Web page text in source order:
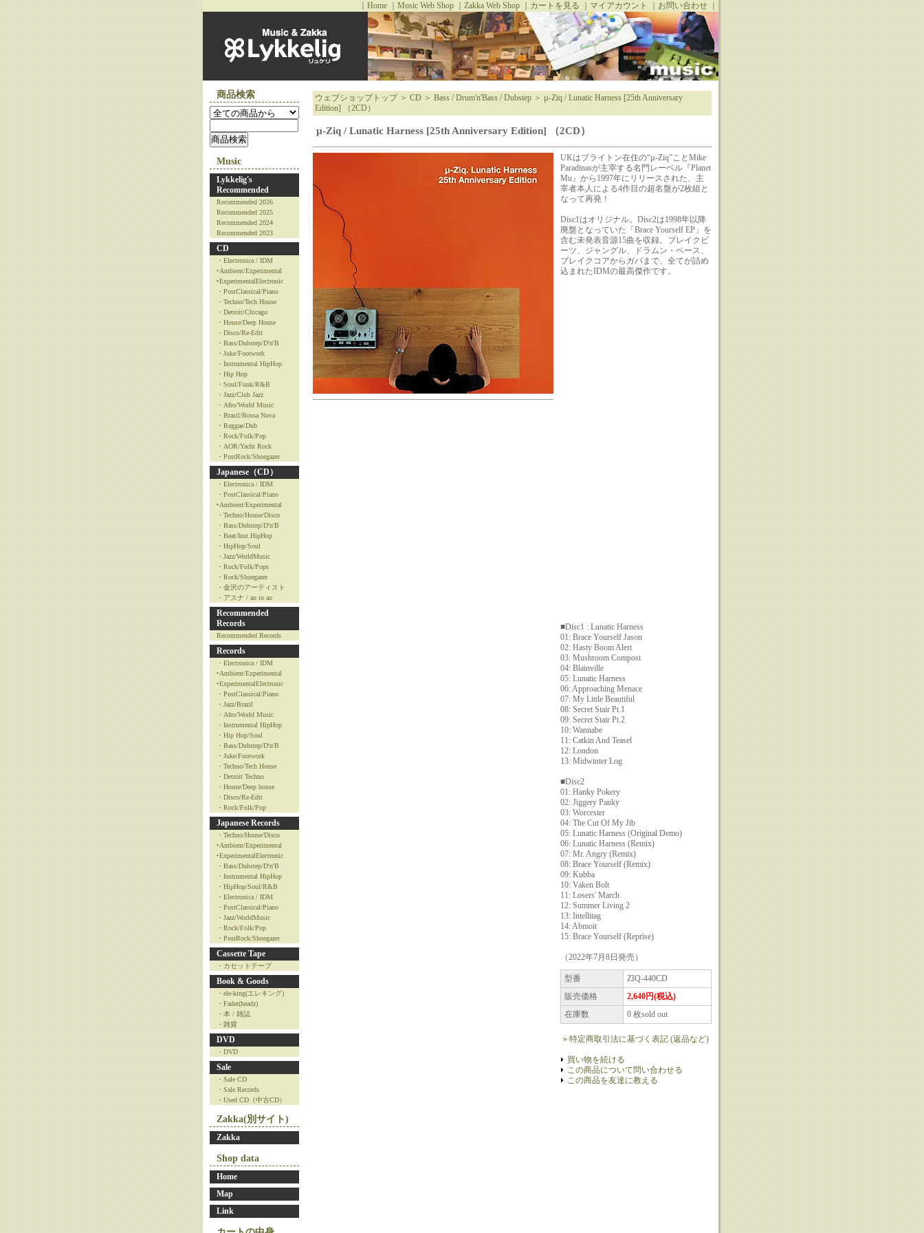
Home｜ Music Web Shop｜ Zakka Web Shop｜ カートを見る マイアカウント お問い合わせ｜
商品検索
Music
Lykkelig's
Recommended
Recommended 2026
Recommended 2025
Recommended 2024
Recommended 2023
CD
・Electronica / IDM
‣Ambient/Experimental
‣ExperimentalElectronic
・PostClassical/Piano
・Techno/Tech House
・Detroit/Chicago
・House/Deep House
・Disco/Re-Edit
・Bass/Dubstep/D'n'B
・Juke/Footwork
・Instrumental HipHop
・Hip Hop
・Soul/Funk/R&B
・Jazz/Club Jazz
・Afro/World Music
・Brasil/Bossa Nova
・Reggae/Dub
・Rock/Folk/Pop
・AOR/Yacht Rock
・PostRock/Shoegazer
Japanese（CD）
・Electronica / IDM
・PostClassical/Piano
‣Ambient/Experimental
・Techno/House/Disco
・Bass/Dubstep/D'n'B
・Beat/Inst.HipHop
・HipHop/Soul
・Jazz/WorldMusic
・Rock/Folk/Pops
・Rock/Shoegazer
・金沢のアーティスト
・アスナ / ao to ao
Recommended
Records
Recommended Records
Records
・Electronica / IDM
‣Ambient/Experimental
‣ExperimentalElectronic
・PostClassical/Piano
・Jazz/Brazil
・Afro/World Music
・Instrumental HipHop
・Hip Hop/Soul
・Bass/Dubstep/D'n'B
・Juke/Footwork
・Techno/Tech House
・Detroit Techno
・House/Deep house
・Disco/Re-Edit
・Rock/Folk/Pop
Japanese Records
・Techno/House/Disco
‣Ambient/Experimental
‣ExperimentalElectronic
・Bass/Dubstep/D'n'B
・Instrumental HipHop
・HipHop/Soul/R&B
・Electronica / IDM
・PostClassical/Piano
・Jazz/WorldMusic
・Rock/Folk/Pop
・PostRock/Shoegazer
Cassette Tape
・カセットテープ
Book & Goods
・ele-king(エレキング)
・Fader(headz)
・本 / 雑誌
・雑貨
DVD
・DVD
Sale
・Sale CD
・Sale Records
・Used CD（中古CD）
Zakka(別サイト)
Zakka
Shop data
Home
Map
Link
ウェブショップトップ＞ CD＞ Bass / Drum'n'Bass / Dubstep＞ µ-Ziq / Lunatic Harness [25th Anniversary
Edition] （2CD）
µ-Ziq / Lunatic Harness [25th Anniversary Edition] （2CD）
UKはブライトン在住の“µ-Ziq”ことMike
Paradinasが主宰する名門レーベル『Planet
Mu』から1997年にリリースされた、主
宰者本人による4作目の超名盤が2枚組と
なって再発！
Disc1はオリジナル。Disc2は1998年以降
廃盤となっていた「Brace Yourself EP」を
含む未発表音源15曲を収録。ブレイクビ
ーツ、ジャングル、ドラムン・ベース、
ブレイクコアからガバまで、全てが詰め
込まれたIDMの最高傑作です。
■Disc1 : Lunatic Harness
01: Brace Yourself Jason
02: Hasty Boom Alert
03: Mushroom Compost
04: Blainville
05: Lunatic Harness
06: Approaching Menace
07: My Little Beautiful
08: Secret Stair Pt.1
09: Secret Stair Pt.2
10: Wannabe
11: Catkin And Teasel
12: London
13: Midwinter Log
■Disc2
01: Hanky Pokery
02: Jiggery Panky
03: Worcester
04: The Cut Of My Jib
05: Lunatic Harness (Original Demo)
06: Lunatic Harness (Remix)
07: Mr. Angry (Remix)
08: Brace Yourself (Remix)
09: Kubba
10: Vaken Bolt
11: Losers' March
12: Summer Living 2
13: Intellitag
14: Abmoit
15: Brace Yourself (Reprise)
（2022年7月8日発売）
型番
ZIQ-440CD
販売価格
2,640円(税込)
在庫数
0 枚sold out
» 特定商取引法に基づく表記 (返品など)
買い物を続ける
この商品について問い合わせる
この商品を友達に教える